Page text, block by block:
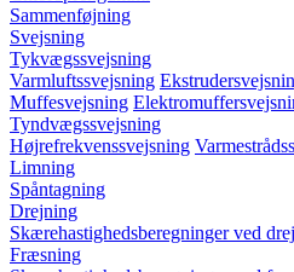
Sammenføjning
Svejsning
Tykvægssvejsning
Varmluftssvejsning
Muffesvejsning
Tyndvægssvejsning
Højrefrekvenssvejsning
Limning
Spåntagning
Drejning
Skærehastighedsberegninger ved
Fræsning